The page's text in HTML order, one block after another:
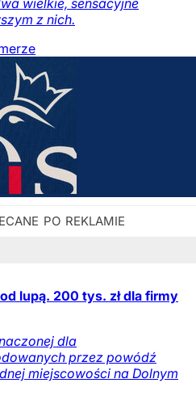
wielkie, sensacyjne
z nich.
lupą. 200 tys. zł dla firmy
dla
przez powódź
miejscowości na Dolnym